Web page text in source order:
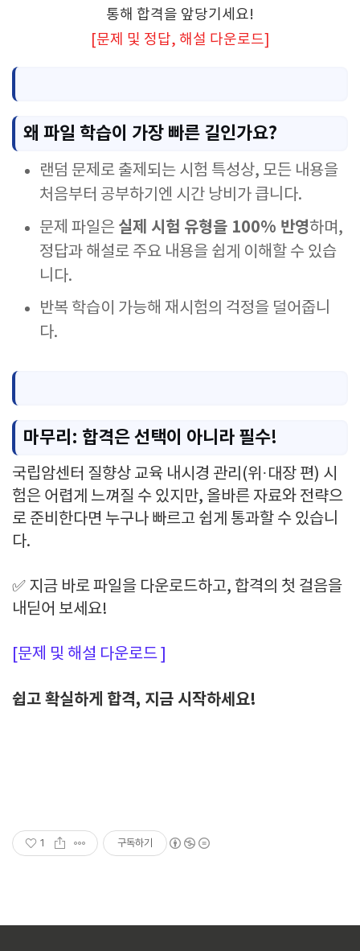
통해 합격을 앞당기세요!
[문제 및 정답, 해설 다운로드]
왜 파일 학습이 가장 빠른 길인가요?
랜덤 문제로 출제되는 시험 특성상, 모든 내용을
처음부터 공부하기엔 시간 낭비가 큽니다.
문제 파일은 실제 시험 유형을 100% 반영하며,
정답과 해설로 주요 내용을 쉽게 이해할 수 있습
니다.
반복 학습이 가능해 재시험의 걱정을 덜어줍니
다.
마무리: 합격은 선택이 아니라 필수!
국립암센터 질향상 교육 내시경 관리(위·대장 편) 시
험은 어렵게 느껴질 수 있지만, 올바른 자료와 전략으
로 준비한다면 누구나 빠르고 쉽게 통과할 수 있습니
다.
✅ 지금 바로 파일을 다운로드하고, 합격의 첫 걸음을
내딛어 보세요!
[문제 및 해설 다운로드 ]
쉽고 확실하게 합격, 지금 시작하세요!
1 구독하기